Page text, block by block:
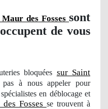
des Fossessont
de vous
bloquées sur Saint
pas à nous appeler pour
en déblocage et
Fosses se trouvent à